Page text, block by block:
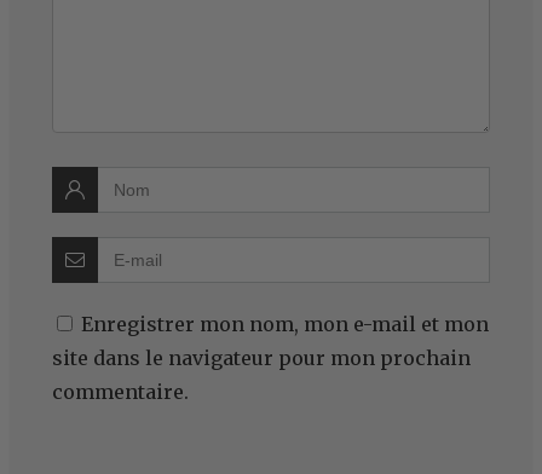
Enregistrer mon nom, mon e-mail et mon
site dans le navigateur pour mon prochain
commentaire.